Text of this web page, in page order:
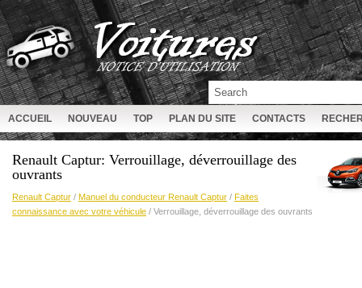
ACCUEIL NOUVEAU TOP PLAN DU SITE CONTACTS
Renault Captur: Verrouillage, déverrouillage des
ouvrants
Renault Captur / Manuel du conducteur Renault Captur / Faites
connaissance avec votre véhicule / Verrouillage, déverrouillage des ouvrants